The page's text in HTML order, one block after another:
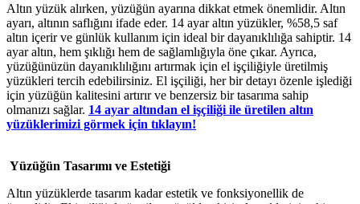
Altın yüzük alırken, yüzüğün ayarına dikkat etmek önemlidir. Altın
ayarı, altının saflığını ifade eder. 14 ayar altın yüzükler, %58,5 saf
altın içerir ve günlük kullanım için ideal bir dayanıklılığa sahiptir. 14
ayar altın, hem şıklığı hem de sağlamlığıyla öne çıkar. Ayrıca,
yüzüğünüzün dayanıklılığını artırmak için el işçiliğiyle üretilmiş
yüzükleri tercih edebilirsiniz. El işçiliği, her bir detayı özenle işlediği
için yüzüğün kalitesini artırır ve benzersiz bir tasarıma sahip
olmanızı sağlar. 14 ayar altından el işçiliği ile üretilen altın
yüzüklerimizi görmek için tıklayın!
Yüzüğün Tasarımı ve Estetiği
Altın yüzüklerde tasarım kadar estetik ve fonksiyonellik de